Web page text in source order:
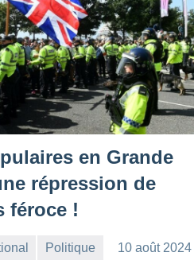
en Grande
répression de
féroce !
Politique
10 août 2024